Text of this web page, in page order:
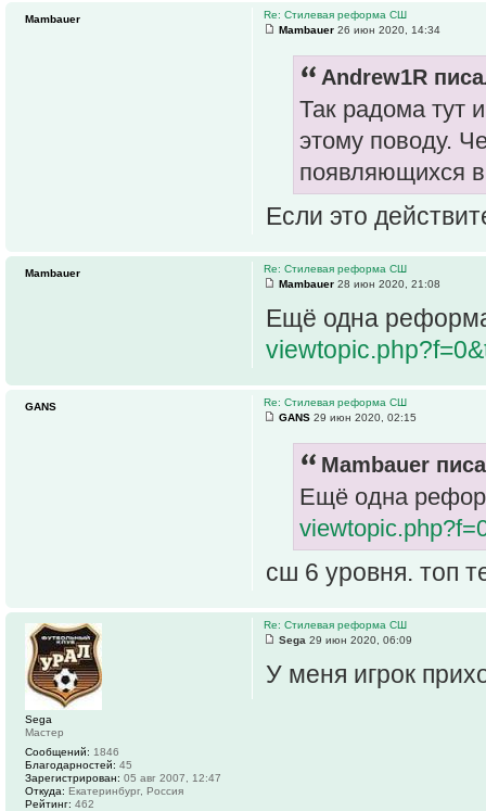
Re: Стилевая реформа СШ
Mambauer 26 июн 2020, 14:34
Andrew1R
Так радома тут
этому поводу.
появляющихся
Если это
Mambauer
Re: Стилевая реформа СШ
Mambauer 28 июн 2020, 21:08
Ещё одна
Mambauer
Re: Стилевая реформа СШ
GANS 29 июн 2020, 02:15
Mambauer
Ещё одна
сш 6 уровня. топ
GANS
Re: Стилевая реформа СШ
Sega 29 июн 2020, 06:09
У меня игрок
Sega
Мастер
Сообщений: 1846
Благодарностей: 45
Зарегистрирован: 05 авг 2007, 12:47
Откуда: Екатеринбург, Россия
Рейтинг: 462